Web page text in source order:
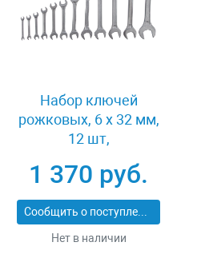
Набор ключей
рожковых, 6 х 32 мм,
12 шт,
Sparta 152945
1 370 руб.
Сообщить о поступлении
Нет в наличии